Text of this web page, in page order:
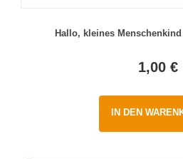
Hallo, kleines
1,00€
IN DEN